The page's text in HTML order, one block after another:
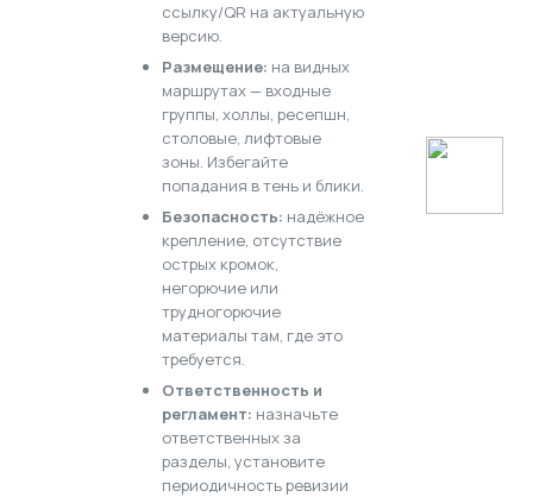
ссылку/QR на актуальную
версию.
Размещение: на видных
маршрутах — входные
группы, холлы, ресепшн,
столовые, лифтовые
зоны. Избегайте
попадания в тень и блики.
Безопасность: надёжное
крепление, отсутствие
острых кромок,
негорючие или
трудногорючие
материалы там, где это
требуется.
Ответственность и
регламент: назначьте
ответственных за
разделы, установите
периодичность ревизии